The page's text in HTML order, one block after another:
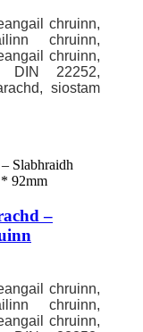
chruinn,
chruinn,
chruinn,
DIN 22252,
siostam
–
chruinn,
chruinn,
chruinn,